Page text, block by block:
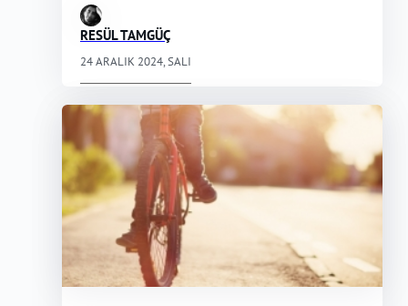
RESÜL TAMGÜÇ
24 ARALIK 2024, SALI